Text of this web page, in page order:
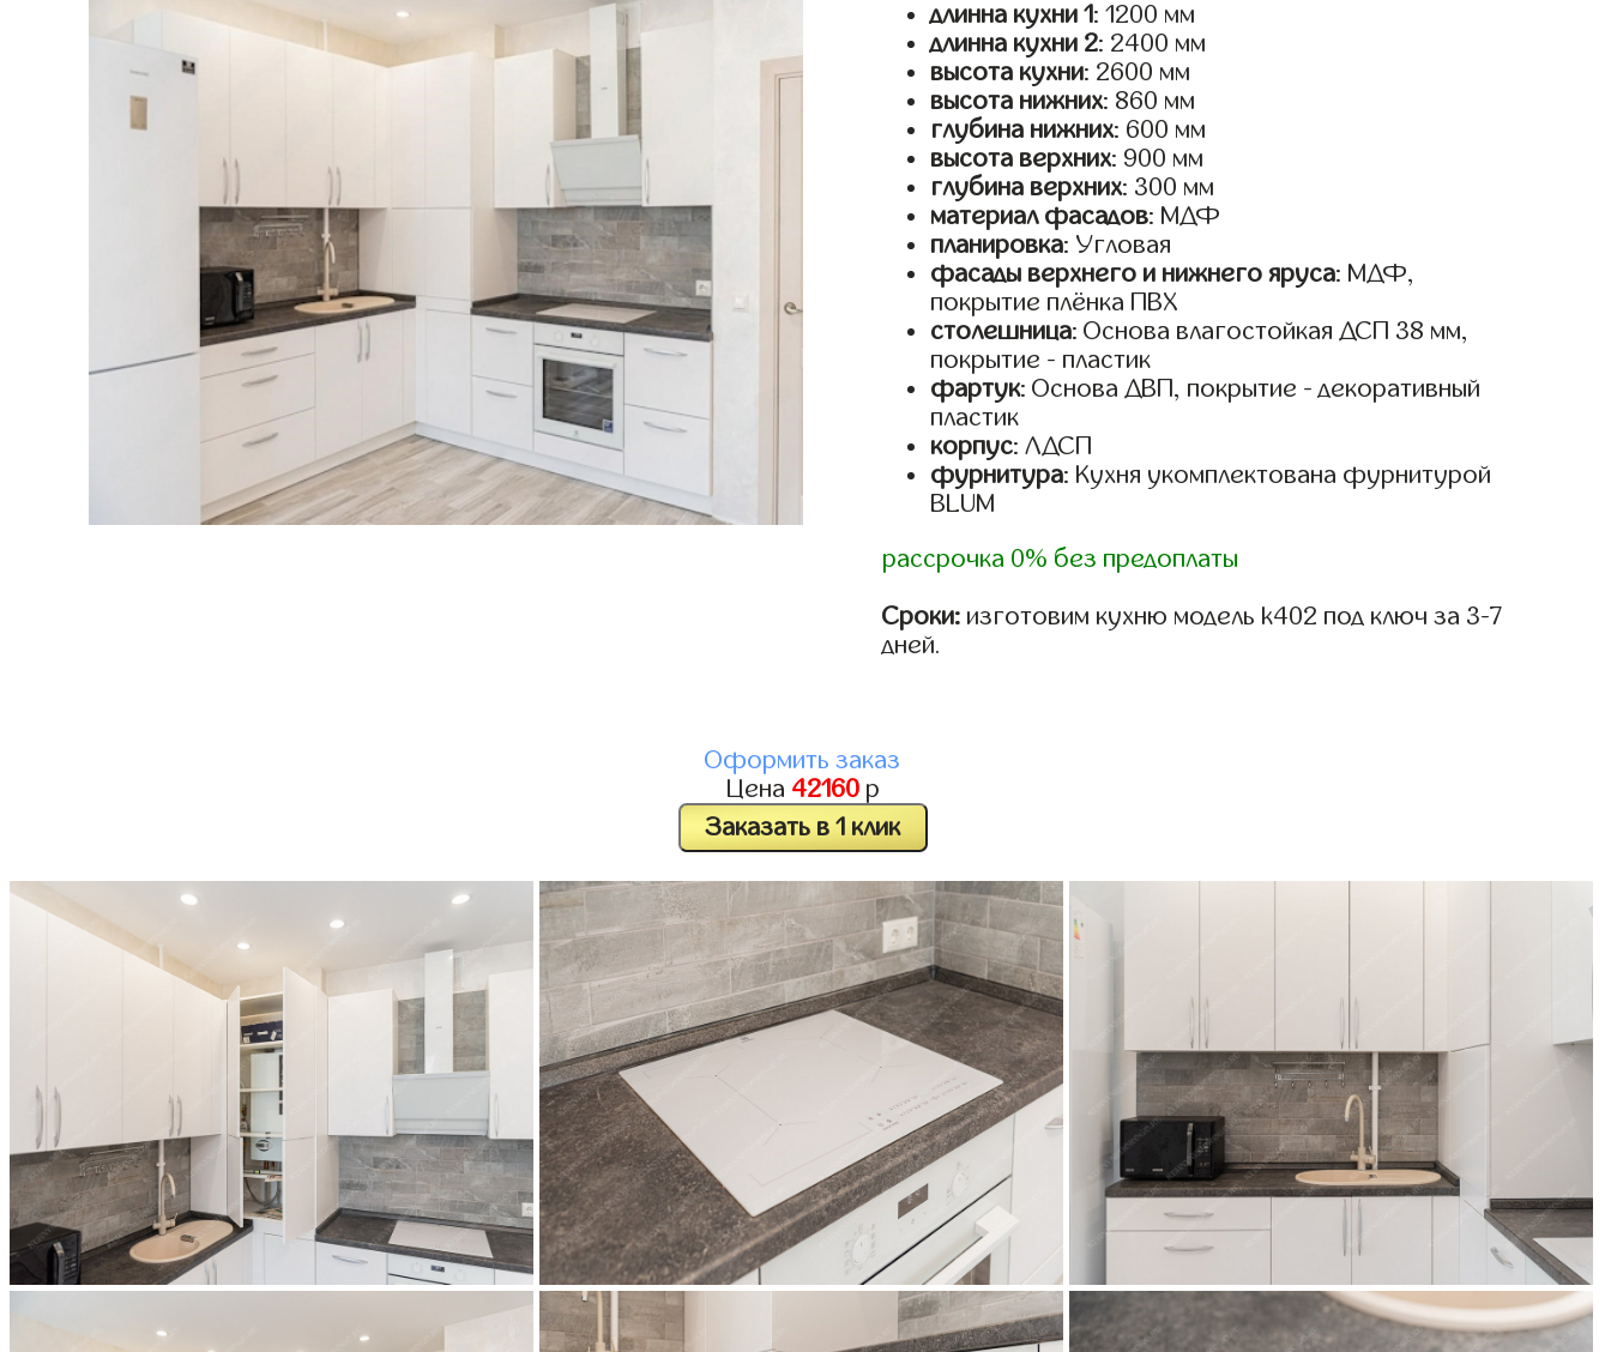
длинна кухни 1: 1200 мм
длинна кухни 2: 2400 мм
высота кухни: 2600 мм
высота нижних: 860 мм
глубина нижних: 600 мм
высота верхних: 900 мм
глубина верхних: 300 мм
материал фасадов: МДФ
планировка: Угловая
фасады верхнего и нижнего яруса: МДФ,
покрытие плёнка ПВХ
столешница: Основа влагостойкая ДСП 38 мм,
покрытие - пластик
фартук: Основа ДВП, покрытие - декоративный
пластик
корпус: ЛДСП
фурнитура: Кухня укомплектована фурнитурой
BLUM
рассрочка 0% без предоплаты
Сроки: изготовим кухню модель k402 под ключ за 3-7
дней.
Оформить заказ
Цена 42160р
Заказать в 1 клик